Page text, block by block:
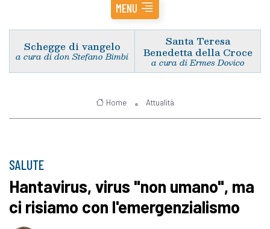
MENU
Schegge di vangelo
a cura di don Stefano Bimbi
Santa Teresa
Benedetta della Croce
a cura di Ermes Dovico
Home Attualità
SALUTE
Hantavirus, virus "non umano", ma
ci risiamo con l'emergenzialismo